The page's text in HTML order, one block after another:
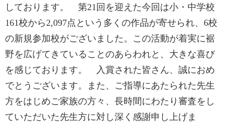
しております。 第21回を迎えた今回は小・中学校
161校から2,097点という多くの作品が寄せられ、6校
の新規参加校がございました。この活動が着実に裾
野を広げてきていることのあらわれと、大きな喜び
を感じております。 入賞された皆さん、誠におめ
でとうございます。また、ご指導にあたられた先生
方をはじめご家族の方々、長時間にわたり審査をし
ていただいた先生方に対し深く感謝申し上げま